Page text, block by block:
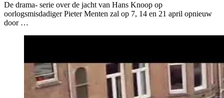
De drama- serie over de jacht van Hans Knoop op
oorlogsmisdadiger Pieter Menten zal op 7, 14 en 21 april opnieuw
door …